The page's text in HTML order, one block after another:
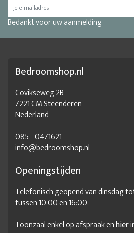
Bedankt voor uw aanmelding
Bedroomshop.nl
Covikseweg 2B
7221 CM Steenderen
Nederland
085 - 0471621
info@bedroomshop.nl
Openingstijden
Telefonisch geopend van dinsdag
tussen 10:00 en 16:00.
Toonzaal enkel op afspraak enhier